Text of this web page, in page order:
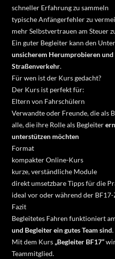
schneller Erfahrung zu sammeln
typische Anfängerfehler zu
mehr Selbstvertrauen am Steuer
Ein guter Begleiter kann den
unsicherem Herumprobieren
Straßenverkehr.
Für wen ist der Kurs gedacht?
Der Kurs ist perfekt für:
Eltern von Fahrschülern
Verwandte oder Freunde, die als
alle, die ihre Rolle als Begleiter
unterstützen möchten
Format
kompakter Online-Kurs
kurze, verständliche Module
direkt umsetzbare Tipps für die
ideal vor oder während der
Fazit
Begleitetes Fahren funktioniert
und Begleiter ein gutes Team sind.
Mit dem Kurs „Begleiter BF17“
Teammitglied.